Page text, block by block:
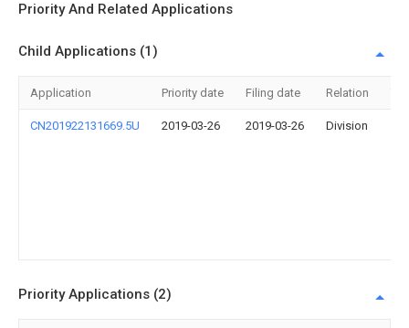
Priority And Related Applications
Child Applications (1)
Application Priority date Filing date Relation
CN201922131669.5U 2019-03-26 2019-03-26 Division
Priority Applications (2)